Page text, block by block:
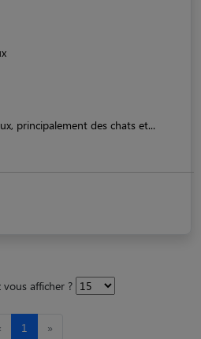
principalement des chats et...
afficher ?
1 »